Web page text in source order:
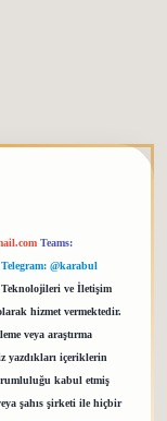
Teams:
Telegram: @karabul
Teknolojileri ve İletişim
hizmet vermektedir.
veya araştırma
yazdıkları içeriklerin
kabul etmiş
şahıs şirketi ile hiçbir